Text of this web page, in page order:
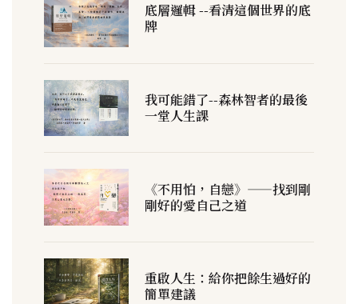
底層邏輯 --看清這個世界的底
牌
我可能錯了--森林智者的最後
一堂人生課
《不用怕，自戀》——找到剛
剛好的愛自己之道
重啟人生：給你把餘生過好的
簡單建議